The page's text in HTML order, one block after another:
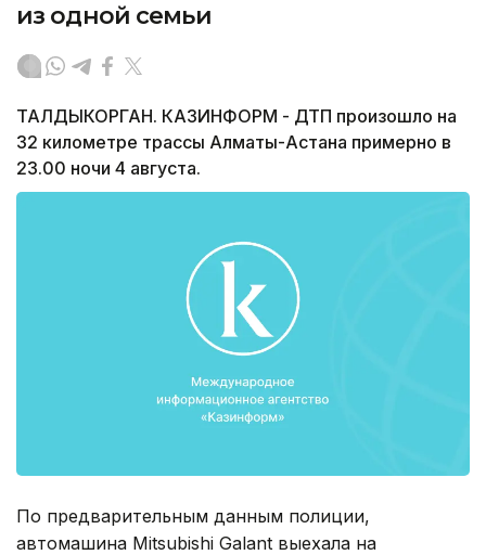
из одной семьи
ТАЛДЫКОРГАН. КАЗИНФОРМ - ДТП произошло на
32 километре трассы Алматы-Астана примерно в
23.00 ночи 4 августа.
По предварительным данным полиции,
автомашина Mitsubishi Galant выехала на